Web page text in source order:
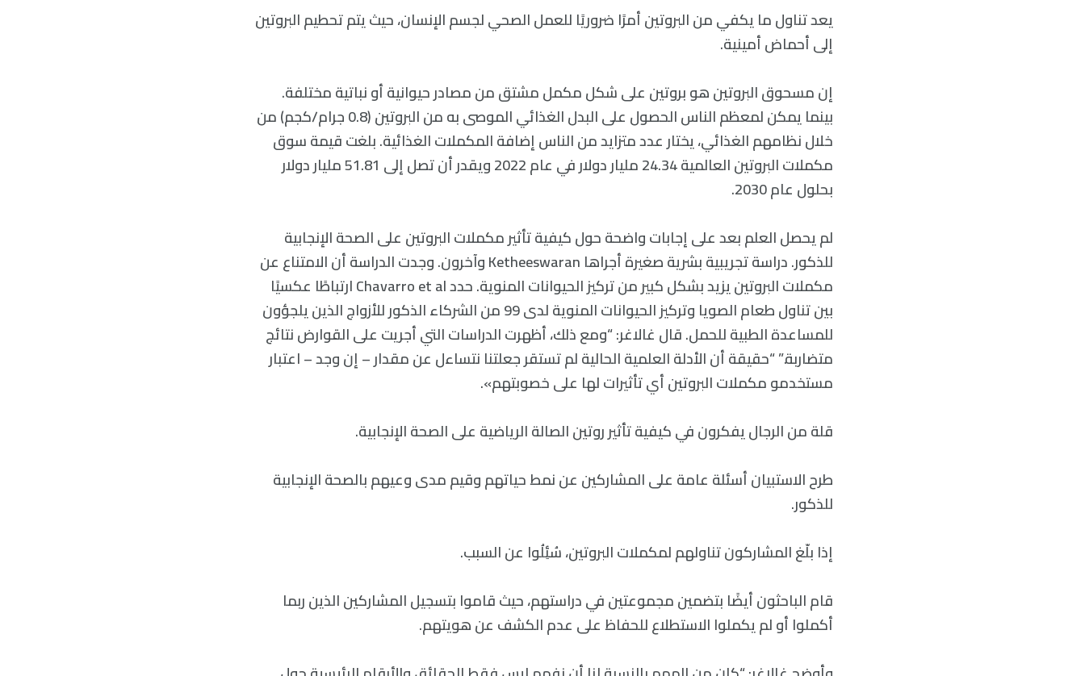
يعد تناول ما يكفي من البروتين أمرًا ضروريًا للعمل الصحي لجسم الإنسان، حيث يتم تحطيم البروتين
إلى أحماض أمينية.
إن مسحوق البروتين هو بروتين على شكل مكمل مشتق من مصادر حيوانية أو نباتية مختلفة.
بينما يمكن لمعظم الناس الحصول على البدل الغذائي الموصى به من البروتين (0.8 جرام/كجم) من
خلال نظامهم الغذائي، يختار عدد متزايد من الناس إضافة المكملات الغذائية. بلغت قيمة سوق
مكملات البروتين العالمية 24.34 مليار دولار في عام 2022 ويقدر أن تصل إلى 51.81 مليار دولار
بحلول عام 2030.
لم يحصل العلم بعد على إجابات واضحة حول كيفية تأثير مكملات البروتين على الصحة الإنجابية
للذكور. دراسة تجريبية بشرية صغيرة أجراها Ketheeswaran وآخرون. وجدت الدراسة أن الامتناع عن
مكملات البروتين يزيد بشكل كبير من تركيز الحيوانات المنوية. حدد Chavarro et al ارتباطًا عكسيًا
بين تناول طعام الصويا وتركيز الحيوانات المنوية لدى 99 من الشركاء الذكور للأزواج الذين يلجؤون
للمساعدة الطبية للحمل. قال غالاغر: “ومع ذلك، أظهرت الدراسات التي أجريت على القوارض نتائج
متضاربة.” “حقيقة أن الأدلة العلمية الحالية لم تستقر جعلتنا نتساءل عن مقدار – إن وجد – اعتبار
مستخدمو مكملات البروتين أي تأثيرات لها على خصوبتهم».
قلة من الرجال يفكرون في كيفية تأثير روتين الصالة الرياضية على الصحة الإنجابية.
طرح الاستبيان أسئلة عامة على المشاركين عن نمط حياتهم وقيم مدى وعيهم بالصحة الإنجابية
للذكور.
إذا بلّغ المشاركون تناولهم لمكملات البروتين، سُئِلُوا عن السبب.
قام الباحثون أيضًا بتضمين مجموعتين في دراستهم، حيث قاموا بتسجيل المشاركين الذين ربما
أكملوا أو لم يكملوا الاستطلاع للحفاظ على عدم الكشف عن هويتهم.